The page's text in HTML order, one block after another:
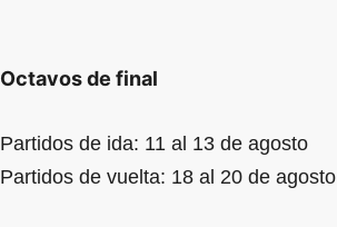
Octavos de final
Partidos de ida: 11 al 13 de agosto
Partidos de vuelta: 18 al 20 de agosto